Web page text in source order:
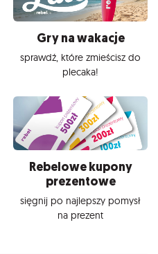
Gry na wakacje
sprawdź, które zmieścisz do
plecaka!
Rebelowe kupony
prezentowe
sięgnij po najlepszy pomysł
na prezent